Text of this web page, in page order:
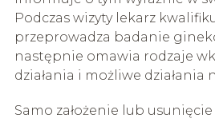
Podczas wizyty lekarz
przeprowadza badanie
następnie omawia rodzaje
działania i możliwe działania
Samo założenie lub